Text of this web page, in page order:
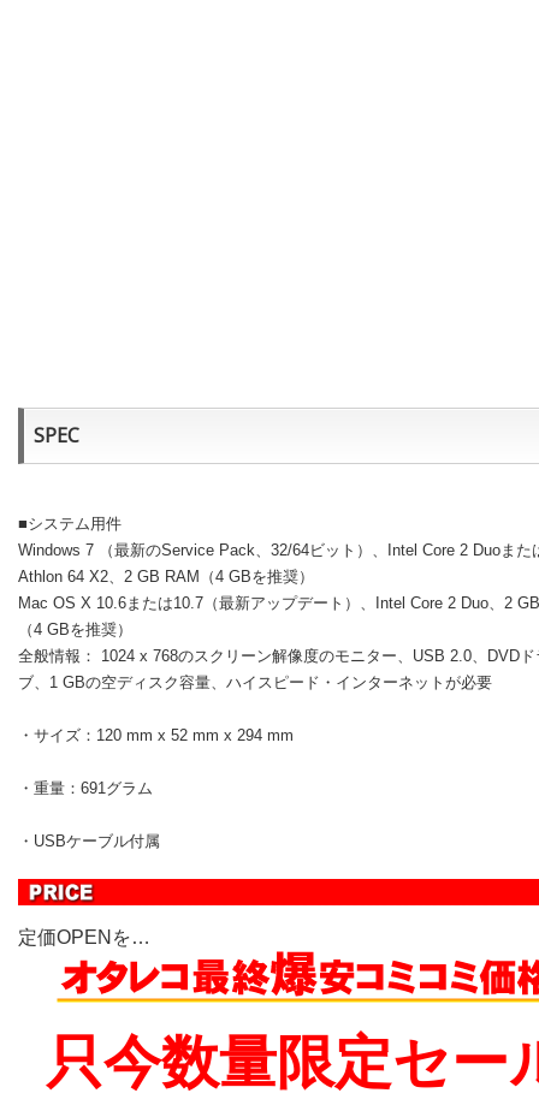
SPEC
■システム用件
Windows 7 （最新のService Pack、32/64ビット）、Intel Core 2 Duoまた
Athlon 64 X2、2 GB RAM（4 GBを推奨）
Mac OS X 10.6または10.7（最新アップデート）、Intel Core 2 Duo、2
（4 GBを推奨）
全般情報： 1024 x 768のスクリーン解像度のモニター、USB 2.0、DVDド
ブ、1 GBの空ディスク容量、ハイスピード・インターネットが必要
・サイズ：120 mm x 52 mm x 294 mm
・重量：691グラム
・USBケーブル付属
定価OPENを…
只今数量限定セー